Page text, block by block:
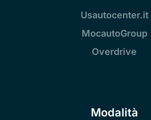
Usautocenter.it
MocautoGroup
Overdrive
Modalità